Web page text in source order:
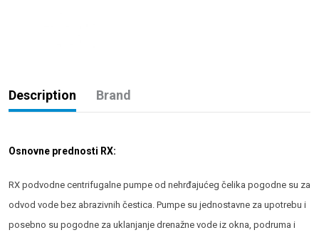
Description Brand
Osnovne prednosti RX:
RX podvodne centrifugalne pumpe od nehrđajućeg čelika pogodne su za
odvod vode bez abrazivnih čestica. Pumpe su jednostavne za upotrebu i
posebno su pogodne za uklanjanje drenažne vode iz okna, podruma i